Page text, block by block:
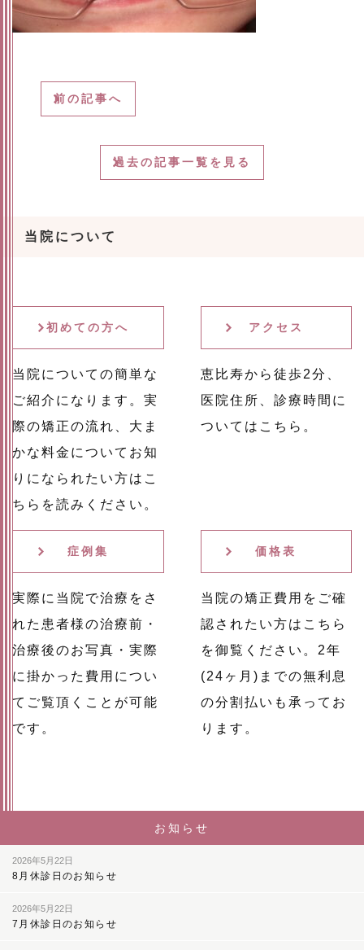
前の記事へ
過去の記事一覧を見る
当院について
初めての方へ
当院についての簡単な
ご紹介になります。実
際の矯正の流れ、大ま
かな料金についてお知
りになられたい方はこ
ちらを読みください。
アクセス
恵比寿から徒歩2分、
医院住所、診療時間に
ついてはこちら。
症例集
実際に当院で治療をさ
れた患者様の治療前・
治療後のお写真・実際
に掛かった費用につい
てご覧頂くことが可能
です。
価格表
当院の矯正費用をご確
認されたい方はこちら
を御覧ください。2年
(24ヶ月)までの無利息
の分割払いも承ってお
ります。
お知らせ
2026年5月22日
8月休診日のお知らせ
2026年5月22日
7月休診日のお知らせ